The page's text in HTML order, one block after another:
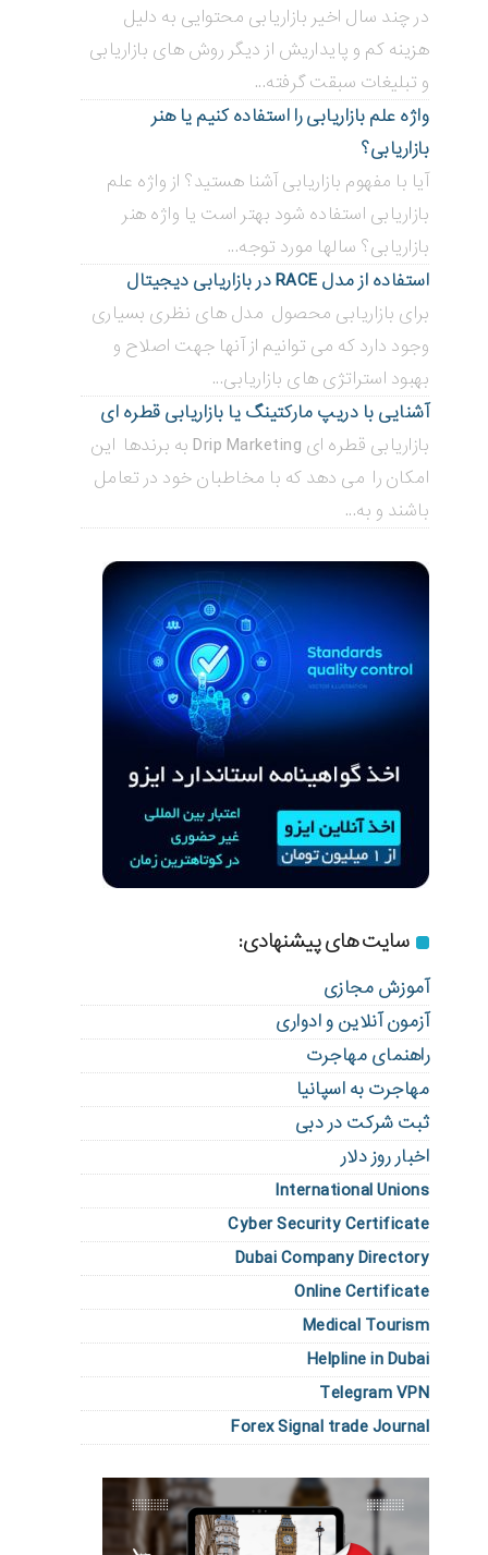
در چند سال اخیر بازاریابی محتوایی به دلیل
هزینه کم و پایداریش از دیگر روش های بازاریابی
و تبلیغات سبقت گرفته...
واژه علم بازاریابی را استفاده کنیم یا هنر
بازاریابی؟
آیا با مفهوم بازاریابی آشنا هستید؟ از واژه علم
بازاریابی استفاده شود بهتر است یا واژه هنر
بازاریابی؟ سالها مورد توجه...
استفاده از مدل RACE در بازاریابی دیجیتال
برای بازاریابی محصول مدل های نظری بسیاری
وجود دارد که می توانیم از آنها جهت اصلاح و
بهبود استراتژی های بازاریابی...
آشنایی با دریپ مارکتینگ یا بازاریابی قطره ای
بازاریابی قطره ای Drip Marketing به برندها این
امکان را می دهد که با مخاطبان خود در تعامل
باشند و به...
سایت های پیشنهادی:
آموزش مجازی
آزمون آنلاین و ادواری
راهنمای مهاجرت
مهاجرت به اسپانیا
ثبت شرکت در دبی
اخبار روز دلار
International Unions
Cyber Security Certificate
Dubai Company Directory
Online Certificate
Medical Tourism
Helpline in Dubai
Telegram VPN
Forex Signal trade Journal